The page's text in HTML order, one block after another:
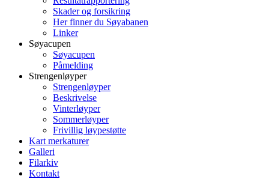
Skader og forsikring
Her finner du Søyabanen
Linker
Søyacupen
Søyacupen
Påmelding
Strengenløyper
Strengenløyper
Beskrivelse
Vinterløyper
Sommerløyper
Frivillig løypestøtte
Kart merkaturer
Galleri
Filarkiv
Kontakt